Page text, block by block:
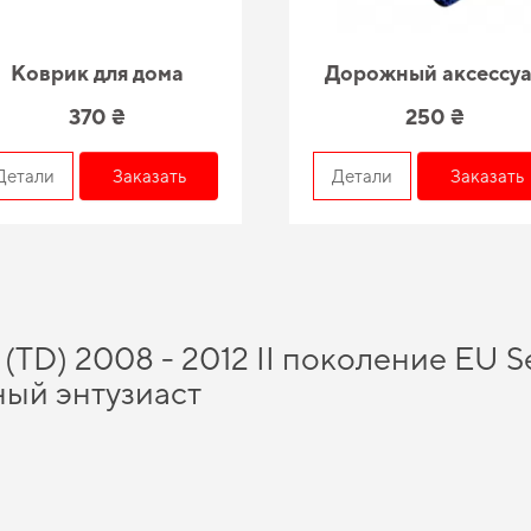
Коврик для дома
370 ₴
Заказать
Дорожный
250 ₴
Детали Заказать
2008 - 2012 II поколение EU
энтузиаст
уменьшить затраты на